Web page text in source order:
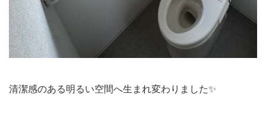
清潔感のある明るい空間へ生まれ変わりました✨